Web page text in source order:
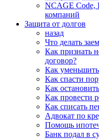
NCAGE Code,
компаний
Защита от долгов
назад
Что делать
Как признать
договор?
Как
Как спасти
Как
Как провести
Как списать
Адвокат по
Помощь
Банк подал в